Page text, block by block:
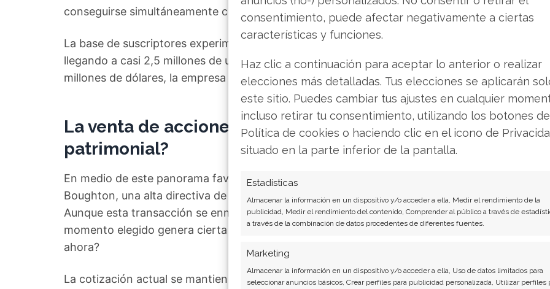
consentimiento, puede afectar negativamente a ciertas
características y funciones.
Haz clic a continuación para aceptar lo anterior o realizar
elecciones más detalladas. Tus elecciones se aplicarán
este sitio. Puedes cambiar tus ajustes en cualquier
incluso retirar tu consentimiento, utilizando los botones
Política de cookies o haciendo clic en el icono de
situado en la parte inferior de la pantalla.
Estadísticas
Almacenar la información en un dispositivo y/o acceder a ella, Medir el rendimiento de la
publicidad, Medir el rendimiento del contenido, Comprender al público a través de
a través de la combinación de datos procedentes de diferentes fuentes.
Marketing
Almacenar la información en un dispositivo y/o acceder a ella, Uso de datos limitados para
seleccionar anuncios básicos, Crear perfiles para publicidad personalizada, Utilizar perfiles
conseguirse simultáneamente con la rentabilidad.
La base de suscriptores experimentó un crecimiento del 21% en los últimos doce meses,
llegando a casi 2,5 millones de usuarios. Con un EBITDA ajustado que superó los 78
millones de dólares, la empresa confirma la escalabilidad de su modelo de negocio.
La venta de acciones: ¿Señal de alerta o gestión
patrimonial?
En medio de este panorama favorable, el 10 de noviembre de 2025 se conoció que Soleil
Boughton, una alta directiva de la compañía, tiene previsto vender 2.637 acciones.
Aunque esta transacción se enmarca dentro de un plan de trading preestablecido, el
momento elegido genera cierta curiosidad. ¿Por qué realizar esta venta precisamente
ahora?
La cotización actual se mantiene aproximadamente un 46% por debajo del máximo